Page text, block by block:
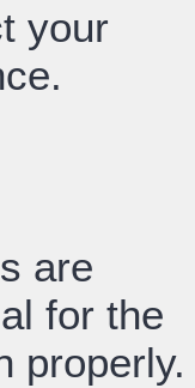
your
are
for the
properly.